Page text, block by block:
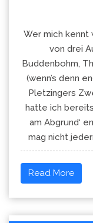
Wer mich kennt
von drei
Buddenbohm,
(wenn’s denn
Pletzingers
hatte ich
am Abgrund‘
mag nicht
Read More